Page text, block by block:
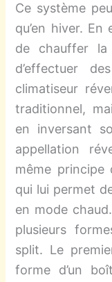
Ce système
qu’en hiver.
de chauffer
d’effectuer
climatiseur
traditionnel,
en inversant
appellation
même principe
qui lui permet
en mode
plusieurs
split. Le
forme d’un